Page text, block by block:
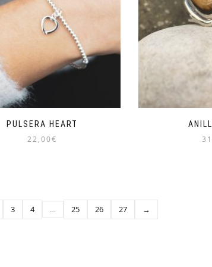
PULSERA HEART
22,00€
3 4 … 25 26 27 →